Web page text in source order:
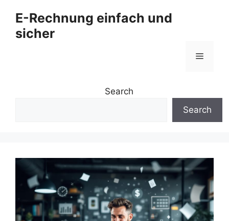
Inhalt
springen
E-Rechnung einfach und
sicher
Menü
Search
Search